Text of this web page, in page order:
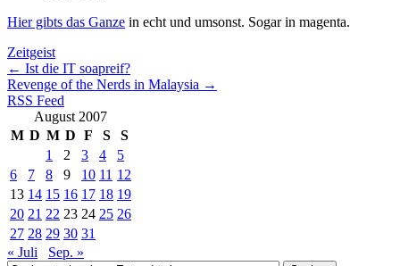
Hier gibts das Ganze in echt und umsonst. Sogar in magenta.
Zeitgeist
← Ist die IT soapreif?
Revenge of the Nerds in Malaysia →
RSS Feed
August 2007
M D M D F S
S
1
2 3 4
5
6
7 8 9 10 11 12
13 14 15 16 17 18 19
20 21 22 23 24 25 26
27 28 29 30 31
« Juli
Sep. »